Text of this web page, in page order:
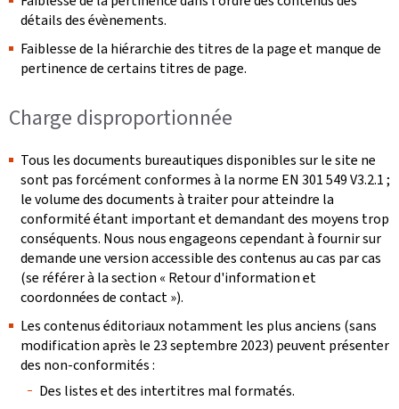
détails des évènements.
Faiblesse de la hiérarchie des titres de la page et manque de
pertinence de certains titres de page.
Charge disproportionnée
Tous les documents bureautiques disponibles sur le site ne
sont pas forcément conformes à la norme EN 301 549 V3.2.1 ;
le volume des documents à traiter pour atteindre la
conformité étant important et demandant des moyens trop
conséquents. Nous nous engageons cependant à fournir sur
demande une version accessible des contenus au cas par cas
(se référer à la section « Retour d'information et
coordonnées de contact »).
Les contenus éditoriaux notamment les plus anciens (sans
modification après le 23 septembre 2023) peuvent présenter
des non-conformités :
Des listes et des intertitres mal formatés.